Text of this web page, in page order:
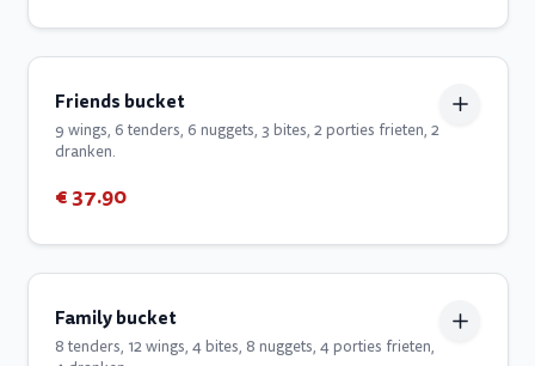
Friends bucket
9 wings, 6 tenders, 6 nuggets, 3 bites, 2 porties frieten, 2
dranken.
€ 37.90
Family bucket
8 tenders, 12 wings, 4 bites, 8 nuggets, 4 porties frieten,